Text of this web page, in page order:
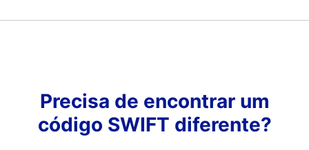
Precisa de encontrar um
código SWIFT diferente?